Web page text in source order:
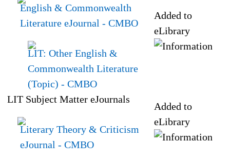
English & Commonwealth
Literature eJournal - CMBO
LIT: Other English &
Commonwealth Literature
(Topic) - CMBO
Added to
eLibrary
LIT Subject Matter eJournals
Literary Theory & Criticism
eJournal - CMBO
Added to
eLibrary